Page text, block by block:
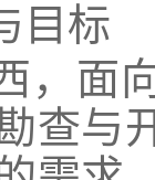
目标
，面
查与